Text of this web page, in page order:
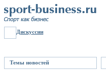
Дискуссии
Темы новостей